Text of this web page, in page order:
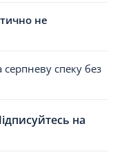
не
спеку без
на